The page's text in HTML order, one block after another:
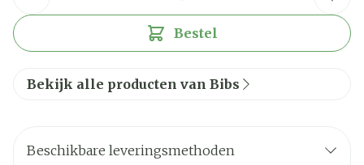
Bestel
Bekijk alle producten van Bibs
Beschikbare leveringsmethoden